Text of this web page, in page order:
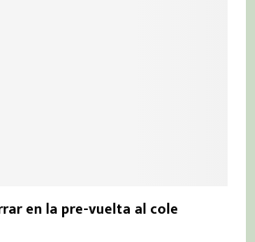
en la pre-vuelta al cole